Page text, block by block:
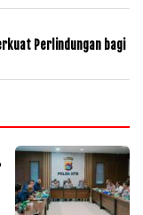
Perlindungan bagi